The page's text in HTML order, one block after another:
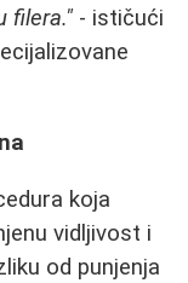
filera." - ističući
koja
vidljivost i
od punjenja